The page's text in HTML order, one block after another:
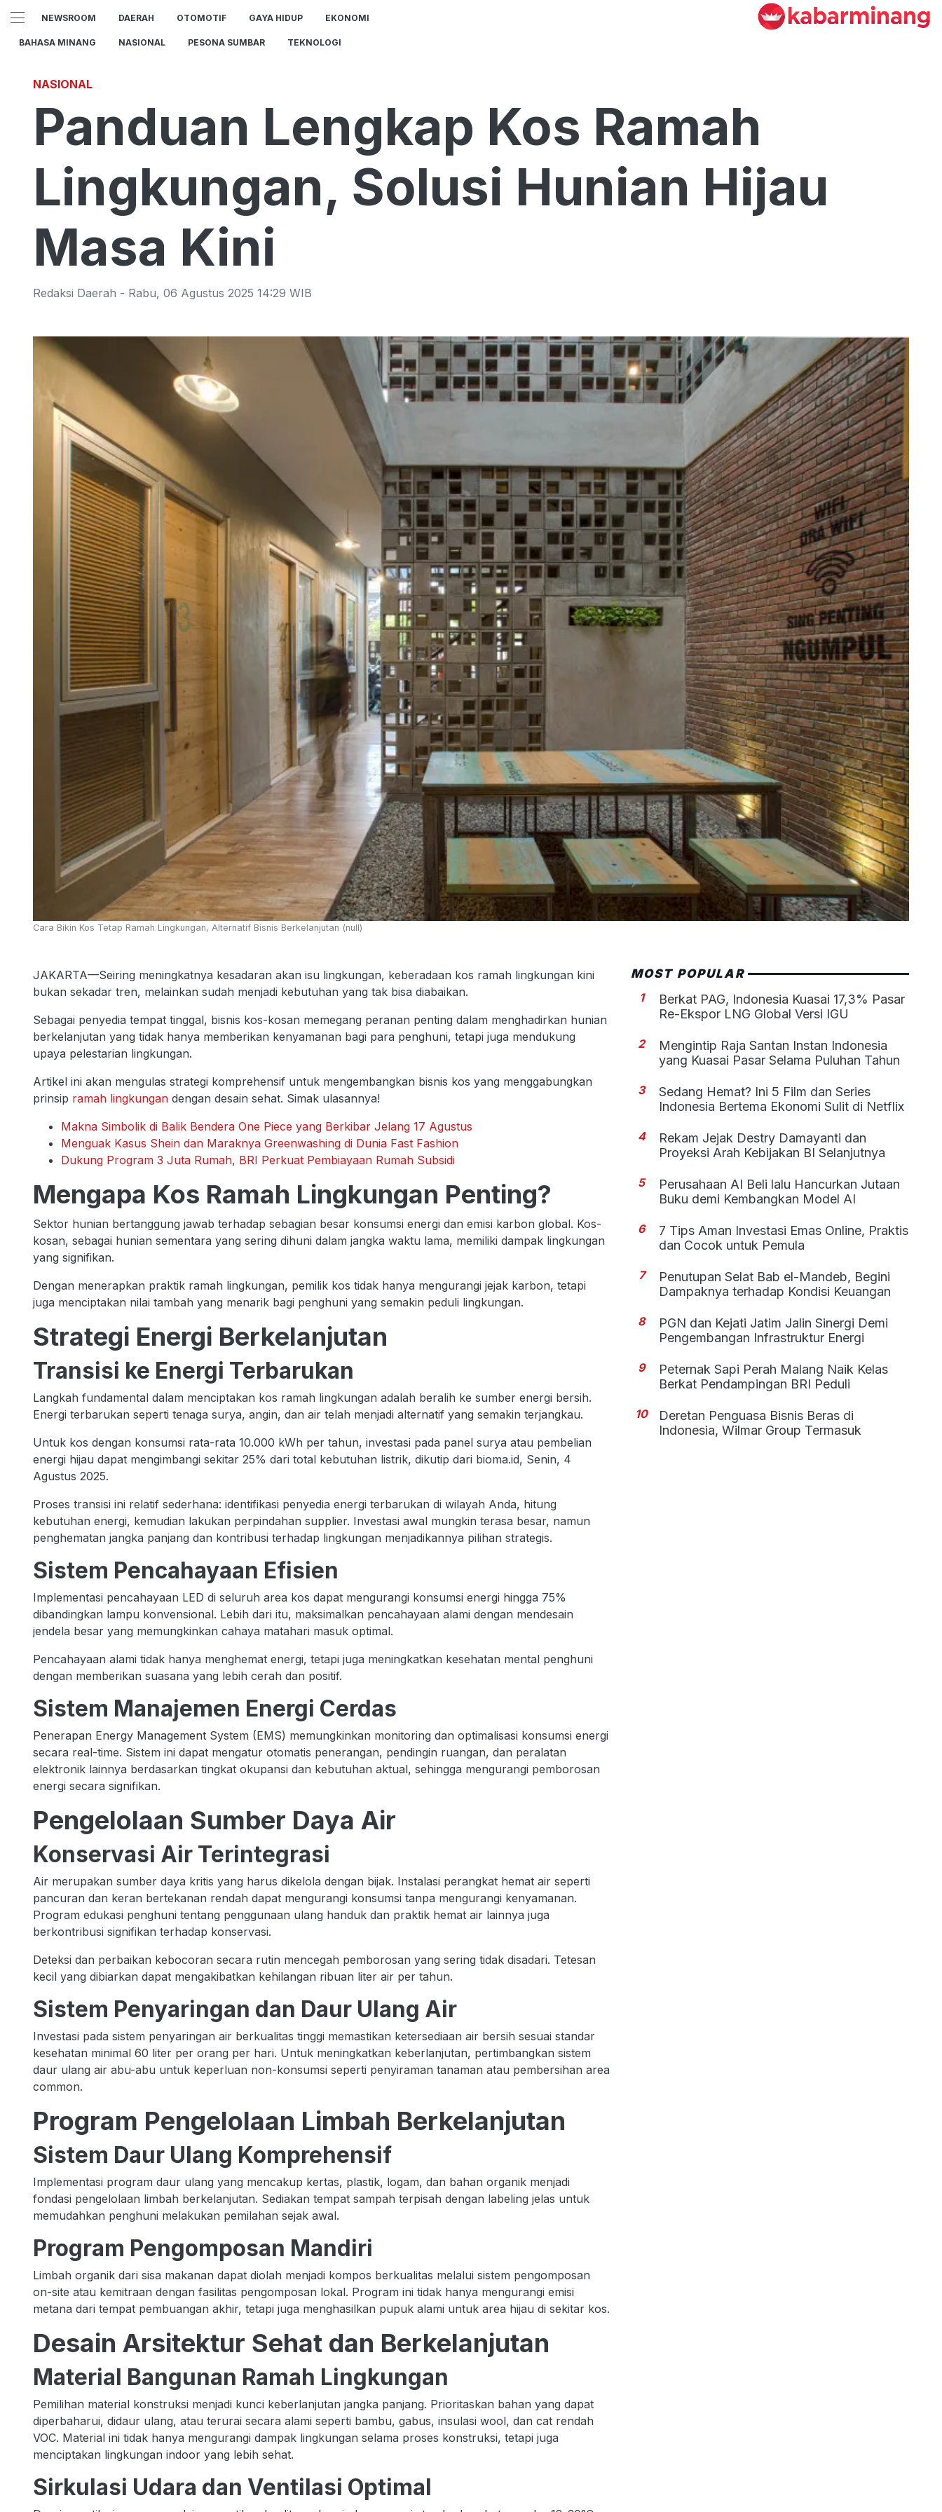
NEWSROOM DAERAH OTOMOTIF GAYA HIDUP EKONOMI
BAHASA MINANG NASIONAL PESONA SUMBAR TEKNOLOGI
NASIONAL
Panduan Lengkap Kos Ramah
Lingkungan, Solusi Hunian Hijau
Masa Kini
Redaksi Daerah - Rabu, 06 Agustus 2025 14:29 WIB
Cara Bikin Kos Tetap Ramah Lingkungan, Alternatif Bisnis Berkelanjutan (null)
JAKARTA—Seiring meningkatnya kesadaran akan isu lingkungan, keberadaan kos ramah lingkungan kini
bukan sekadar tren, melainkan sudah menjadi kebutuhan yang tak bisa diabaikan.
Sebagai penyedia tempat tinggal, bisnis kos-kosan memegang peranan penting dalam menghadirkan hunian
berkelanjutan yang tidak hanya memberikan kenyamanan bagi para penghuni, tetapi juga mendukung
upaya pelestarian lingkungan.
Artikel ini akan mengulas strategi komprehensif untuk mengembangkan bisnis kos yang menggabungkan
prinsip ramah lingkungan dengan desain sehat. Simak ulasannya!
Makna Simbolik di Balik Bendera One Piece yang Berkibar Jelang 17 Agustus
Menguak Kasus Shein dan Maraknya Greenwashing di Dunia Fast Fashion
Dukung Program 3 Juta Rumah, BRI Perkuat Pembiayaan Rumah Subsidi
Mengapa Kos Ramah Lingkungan Penting?
Sektor hunian bertanggung jawab terhadap sebagian besar konsumsi energi dan emisi karbon global. Kos-
kosan, sebagai hunian sementara yang sering dihuni dalam jangka waktu lama, memiliki dampak lingkungan
yang signifikan.
Dengan menerapkan praktik ramah lingkungan, pemilik kos tidak hanya mengurangi jejak karbon, tetapi
juga menciptakan nilai tambah yang menarik bagi penghuni yang semakin peduli lingkungan.
Strategi Energi Berkelanjutan
Transisi ke Energi Terbarukan
Langkah fundamental dalam menciptakan kos ramah lingkungan adalah beralih ke sumber energi bersih.
Energi terbarukan seperti tenaga surya, angin, dan air telah menjadi alternatif yang semakin terjangkau.
Untuk kos dengan konsumsi rata-rata 10.000 kWh per tahun, investasi pada panel surya atau pembelian
energi hijau dapat mengimbangi sekitar 25% dari total kebutuhan listrik, dikutip dari bioma.id, Senin, 4
Agustus 2025.
Proses transisi ini relatif sederhana: identifikasi penyedia energi terbarukan di wilayah Anda, hitung
kebutuhan energi, kemudian lakukan perpindahan supplier. Investasi awal mungkin terasa besar, namun
penghematan jangka panjang dan kontribusi terhadap lingkungan menjadikannya pilihan strategis.
Sistem Pencahayaan Efisien
Implementasi pencahayaan LED di seluruh area kos dapat mengurangi konsumsi energi hingga 75%
dibandingkan lampu konvensional. Lebih dari itu, maksimalkan pencahayaan alami dengan mendesain
jendela besar yang memungkinkan cahaya matahari masuk optimal.
Pencahayaan alami tidak hanya menghemat energi, tetapi juga meningkatkan kesehatan mental penghuni
dengan memberikan suasana yang lebih cerah dan positif.
Sistem Manajemen Energi Cerdas
Penerapan Energy Management System (EMS) memungkinkan monitoring dan optimalisasi konsumsi energi
secara real-time. Sistem ini dapat mengatur otomatis penerangan, pendingin ruangan, dan peralatan
elektronik lainnya berdasarkan tingkat okupansi dan kebutuhan aktual, sehingga mengurangi pemborosan
energi secara signifikan.
Pengelolaan Sumber Daya Air
Konservasi Air Terintegrasi
Air merupakan sumber daya kritis yang harus dikelola dengan bijak. Instalasi perangkat hemat air seperti
pancuran dan keran bertekanan rendah dapat mengurangi konsumsi tanpa mengurangi kenyamanan.
Program edukasi penghuni tentang penggunaan ulang handuk dan praktik hemat air lainnya juga
berkontribusi signifikan terhadap konservasi.
Deteksi dan perbaikan kebocoran secara rutin mencegah pemborosan yang sering tidak disadari. Tetesan
kecil yang dibiarkan dapat mengakibatkan kehilangan ribuan liter air per tahun.
Sistem Penyaringan dan Daur Ulang Air
Investasi pada sistem penyaringan air berkualitas tinggi memastikan ketersediaan air bersih sesuai standar
kesehatan minimal 60 liter per orang per hari. Untuk meningkatkan keberlanjutan, pertimbangkan sistem
daur ulang air abu-abu untuk keperluan non-konsumsi seperti penyiraman tanaman atau pembersihan area
common.
Program Pengelolaan Limbah Berkelanjutan
Sistem Daur Ulang Komprehensif
Implementasi program daur ulang yang mencakup kertas, plastik, logam, dan bahan organik menjadi
fondasi pengelolaan limbah berkelanjutan. Sediakan tempat sampah terpisah dengan labeling jelas untuk
memudahkan penghuni melakukan pemilahan sejak awal.
Program Pengomposan Mandiri
Limbah organik dari sisa makanan dapat diolah menjadi kompos berkualitas melalui sistem pengomposan
on-site atau kemitraan dengan fasilitas pengomposan lokal. Program ini tidak hanya mengurangi emisi
metana dari tempat pembuangan akhir, tetapi juga menghasilkan pupuk alami untuk area hijau di sekitar kos.
Desain Arsitektur Sehat dan Berkelanjutan
Material Bangunan Ramah Lingkungan
Pemilihan material konstruksi menjadi kunci keberlanjutan jangka panjang. Prioritaskan bahan yang dapat
diperbaharui, didaur ulang, atau terurai secara alami seperti bambu, gabus, insulasi wool, dan cat rendah
VOC. Material ini tidak hanya mengurangi dampak lingkungan selama proses konstruksi, tetapi juga
menciptakan lingkungan indoor yang lebih sehat.
Sirkulasi Udara dan Ventilasi Optimal
MOST POPULAR
1
Berkat PAG, Indonesia Kuasai 17,3% Pasar
Re-Ekspor LNG Global Versi IGU
2
Mengintip Raja Santan Instan Indonesia
yang Kuasai Pasar Selama Puluhan Tahun
3
Sedang Hemat? Ini 5 Film dan Series
Indonesia Bertema Ekonomi Sulit di Netflix
4
Rekam Jejak Destry Damayanti dan
Proyeksi Arah Kebijakan BI Selanjutnya
5
Perusahaan AI Beli lalu Hancurkan Jutaan
Buku demi Kembangkan Model AI
6
7 Tips Aman Investasi Emas Online, Praktis
dan Cocok untuk Pemula
7
Penutupan Selat Bab el-Mandeb, Begini
Dampaknya terhadap Kondisi Keuangan
8
PGN dan Kejati Jatim Jalin Sinergi Demi
Pengembangan Infrastruktur Energi
9
Peternak Sapi Perah Malang Naik Kelas
Berkat Pendampingan BRI Peduli
10
Deretan Penguasa Bisnis Beras di
Indonesia, Wilmar Group Termasuk